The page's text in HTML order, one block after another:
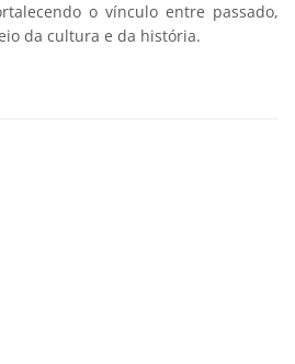
o vínculo entre passado,
da cultura e da história.